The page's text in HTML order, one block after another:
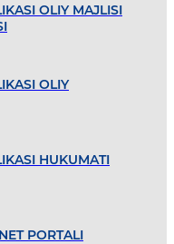
OLIY MAJLISI
OLIY
HUKUMATI
PORTALI